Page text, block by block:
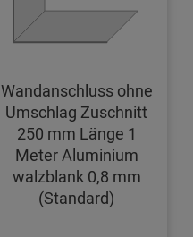
Wandanschluss ohne
Umschlag Zuschnitt
250 mm Länge 1
Meter Aluminium
walzblank 0,8 mm
(Standard)